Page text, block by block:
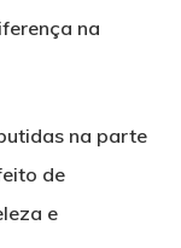
na
na parte
de
e